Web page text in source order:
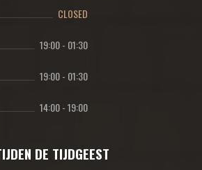
CLOSED
19:00- 01:30
19:00- 01:30
14:00-19:00
DE TIJDGEEST